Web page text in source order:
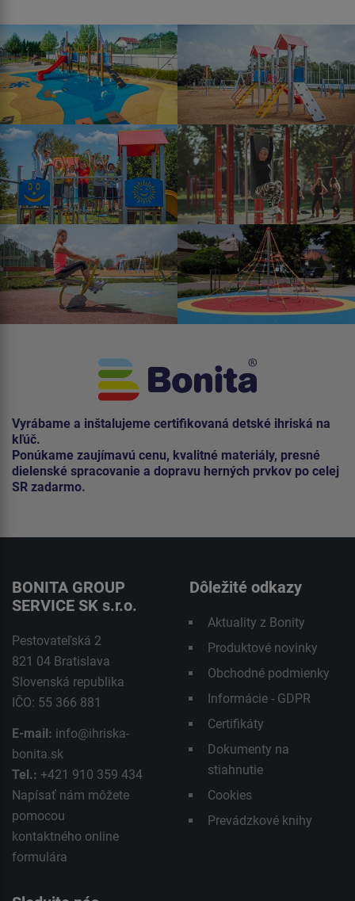
Vyrábame a inštalujeme certifikovaná detské ihriská na
kľúč.
Ponúkame zaujímavú cenu, kvalitné materiály, presné
dielenské spracovanie a dopravu herných prvkov po celej
SR zadarmo.
BONITA GROUP
SERVICE SK s.r.o.
Pestovateľská 2
821 04 Bratislava
Slovenská republika
IČO: 55 366 881
E-mail: info@ihriska-
bonita.sk
Tel.: +421 910 359 434
Napísať nám môžete
pomocou
kontaktného online
formulára
Dôležité odkazy
Aktuality z Bonity
Produktové novinky
Obchodné podmienky
Informácie - GDPR
Certifikáty
Dokumenty na
stiahnutie
Cookies
Prevádzkové knihy